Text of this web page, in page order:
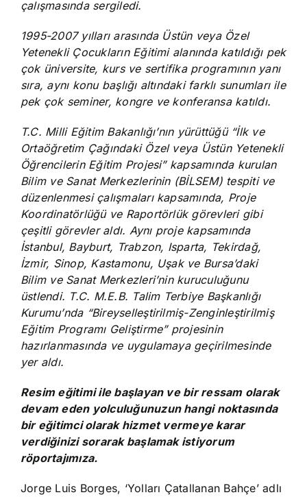
çalışmasında sergiledi.
1995-2007 yılları arasında Üstün veya Özel
Yetenekli Çocukların Eğitimi alanında katıldığı pek
çok üniversite, kurs ve sertifika programının yanı
sıra, aynı konu başlığı altındaki farklı sunumları ile
pek çok seminer, kongre ve konferansa katıldı.
T.C. Milli Eğitim Bakanlığı’nın yürüttüğü “İlk ve
Ortaöğretim Çağındaki Özel veya Üstün Yetenekli
Öğrencilerin Eğitim Projesi” kapsamında kurulan
Bilim ve Sanat Merkezlerinin (BİLSEM) tespiti ve
düzenlenmesi çalışmaları kapsamında, Proje
Koordinatörlüğü ve Raportörlük görevleri gibi
çeşitli görevler aldı. Aynı proje kapsamında
İstanbul, Bayburt, Trabzon, Isparta, Tekirdağ,
İzmir, Sinop, Kastamonu, Uşak ve Bursa’daki
Bilim ve Sanat Merkezleri’nin kuruculuğunu
üstlendi. T.C. M.E.B. Talim Terbiye Başkanlığı
Kurumu’nda “Bireyselleştirilmiş-Zenginleştirilmiş
Eğitim Programı Geliştirme” projesinin
hazırlanmasında ve uygulamaya geçirilmesinde
yer aldı.
Resim eğitimi ile başlayan ve bir ressam olarak
devam eden yolculuğunuzun hangi noktasında
bir eğitimci olarak hizmet vermeye karar
verdiğinizi sorarak başlamak istiyorum
röportajımıza.
Jorge Luis Borges, ‘Yolları Çatallanan Bahçe’ adlı